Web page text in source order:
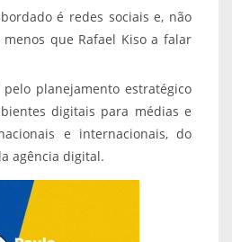
é redes sociais e, não
que Rafael Kiso a falar
planejamento estratégico
digitais para médias e
e internacionais, do
agência digital.